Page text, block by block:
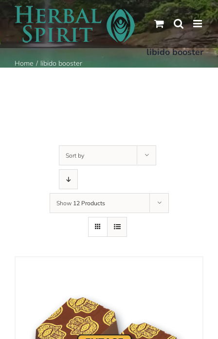
Skip
content
libido booster
Home libido booster
Sort by
Show 12 Products
add to cart
details